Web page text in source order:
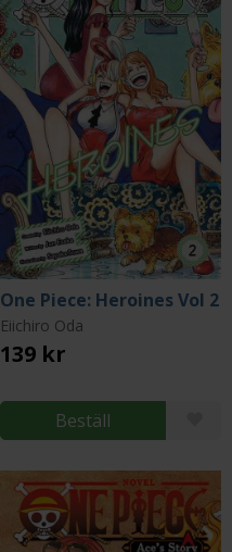
One Piece: Heroines Vol 2
Eiichiro Oda
139 kr
Beställ